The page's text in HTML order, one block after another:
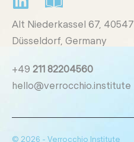
Alt Niederkassel 67, 40547
Düsseldorf, Germany
+49 211 82204560
hello@verrocchio.institute
© 2026 - Verrocchio Institute